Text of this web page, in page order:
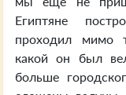
Египтяне
проходил мимо
какой он был
больше